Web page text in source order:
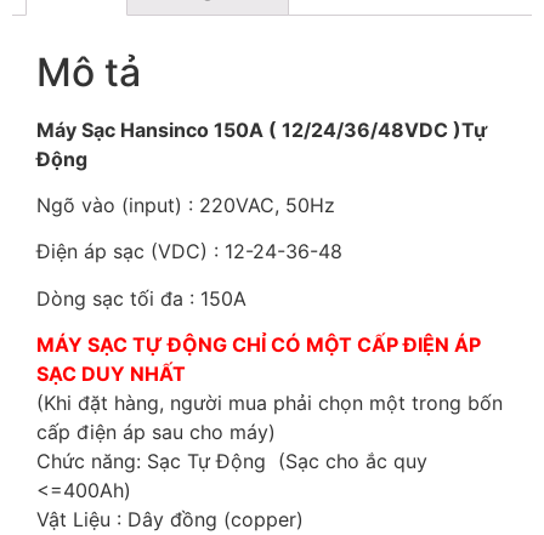
Mô tả
Máy Sạc Hansinco 150A ( 12/24/36/48VDC )Tự
Động
Ngõ vào (input) : 220VAC, 50Hz
Điện áp sạc (VDC) : 12-24-36-48
Dòng sạc tối đa : 150A
MÁY SẠC TỰ ĐỘNG CHỈ CÓ MỘT CẤP ĐIỆN ÁP
SẠC DUY NHẤT
(Khi đặt hàng, người mua phải chọn một trong bốn
cấp điện áp sau cho máy)
Chức năng: Sạc Tự Động (Sạc cho ắc quy
<=400Ah)
Vật Liệu : Dây đồng (copper)